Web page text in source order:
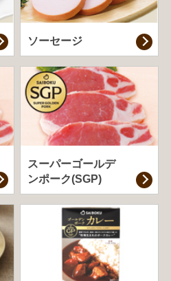
ソーセージ
スーパーゴールデ
ンポーク(SGP)